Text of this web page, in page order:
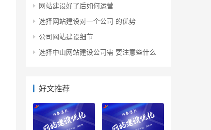
网站建设好了后如何运营
选择网站建设对一个公司 的优势
公司网站建设细节
选择中山网站建设公司需 要注意些什么
好文推荐